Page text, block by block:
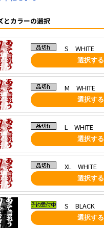
とカラーの選択
S WHITE
選択する
M WHITE
選択する
L WHITE
選択する
XL WHITE
選択する
S BLACK
選択する